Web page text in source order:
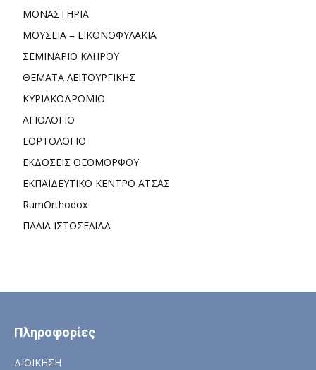
ΜΟΝΑΣΤΗΡΙΑ
ΜΟΥΣΕΙΑ – ΕΙΚΟΝΟΦΥΛΑΚΙΑ
ΣΕΜΙΝΑΡΙΟ ΚΛΗΡΟΥ
ΘΕΜΑΤΑ ΛΕΙΤΟΥΡΓΙΚΗΣ
ΚΥΡΙΑΚΟΔΡΟΜΙΟ
ΑΓΙΟΛΟΓΙΟ
ΕΟΡΤΟΛΟΓΙΟ
ΕΚΔΟΣΕΙΣ ΘΕΟΜΟΡΦΟΥ
ΕΚΠΑΙΔΕΥΤΙΚΟ ΚΕΝΤΡΟ ΑΤΣΑΣ
RumOrthodox
ΠΑΛΙΑ ΙΣΤΟΣΕΛΙΔΑ
Πληροφορίες
ΔΙΟΙΚΗΣΗ